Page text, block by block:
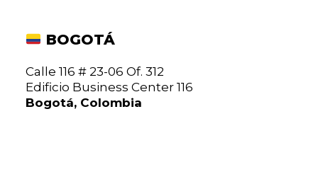
BOGOTÁ
Calle 116 # 23-06 Of. 312
Edificio Business Center 116
Bogotá, Colombia